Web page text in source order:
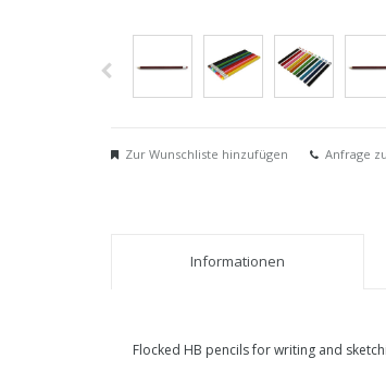
Zur Wunschliste hinzufügen Anfrage
Informationen
Flocked HB pencils for writing and